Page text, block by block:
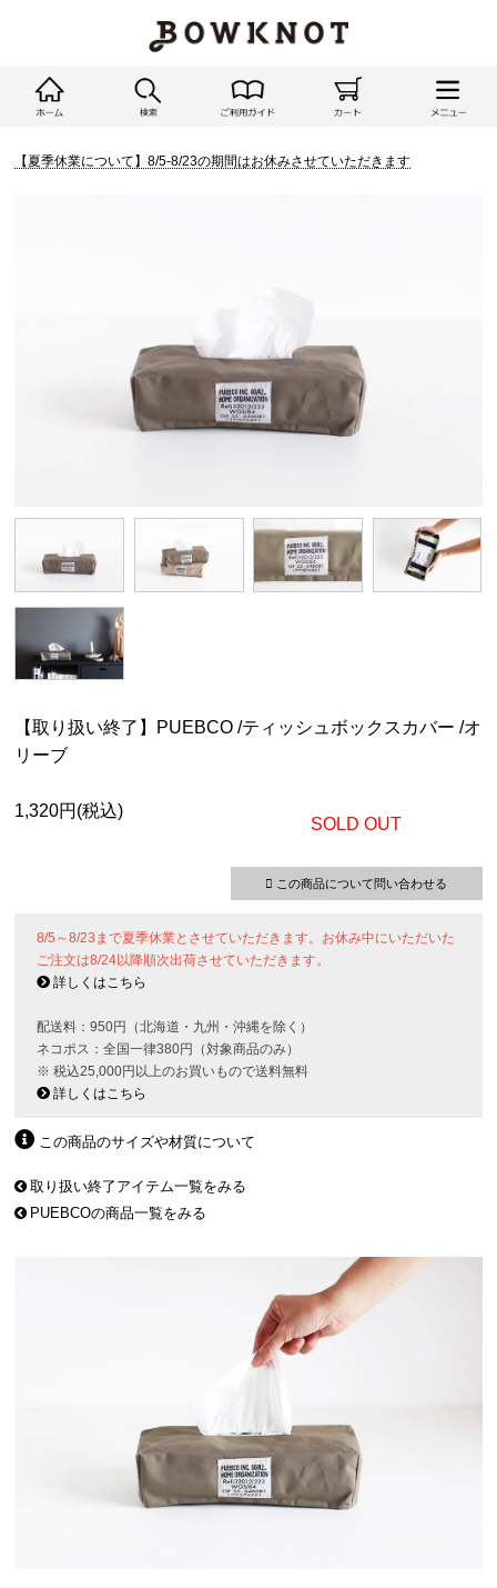
【夏季休業について】8/5-8/23の期間はお休みさせていただきます
【取り扱い終了】PUEBCO /ティッシュボックスカバー /オ
リーブ
1,320円(税込)
SOLD OUT
この商品について問い合わせる
8/5～8/23まで夏季休業とさせていただきます。お休み中にいただいた
ご注文は8/24以降順次出荷させていただきます。
詳しくはこちら
配送料：950円（北海道・九州・沖縄を除く）
ネコポス：全国一律380円（対象商品のみ）
※ 税込25,000円以上のお買いもので送料無料
詳しくはこちら
この商品のサイズや材質について
取り扱い終了アイテム一覧をみる
PUEBCOの商品一覧をみる